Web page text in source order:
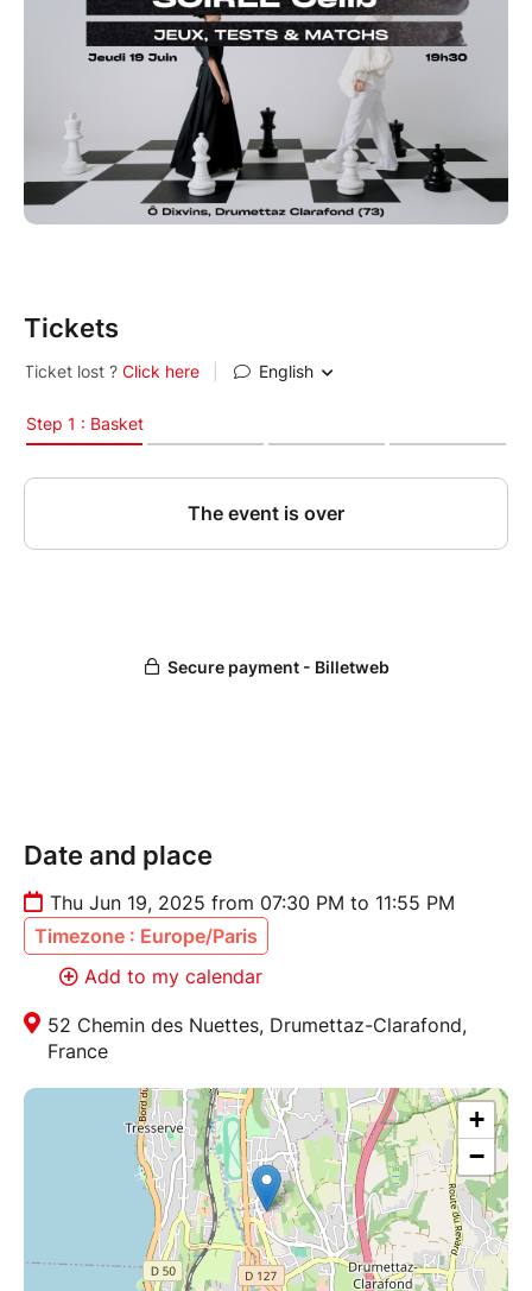
> Places limitées à 60 personnes – Strictement
paritaire – Inscription obligatoire
Tickets
Date and place
Thu Jun 19, 2025 from 07:30 PM to 11:55 PM
Timezone : Europe/Paris
Add to my calendar
52 Chemin des Nuettes, Drumettaz-Clarafond,
France
+
−